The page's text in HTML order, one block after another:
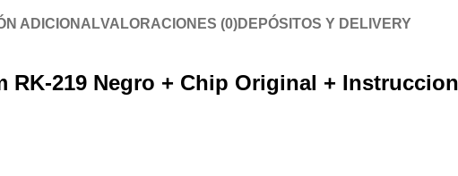
ADICIONALVALORACIONES (0)DEPÓSITOS Y DELIVERY
RK-219 Negro + Chip Original +